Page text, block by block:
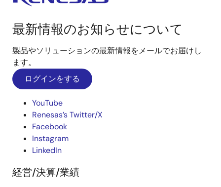
最新情報のお知らせについて
製品やソリューションの最新情報をメールでお届けし
ます。
ログインをする
YouTube
Renesas’s Twitter/X
Facebook
Instagram
LinkedIn
経営/決算/業績